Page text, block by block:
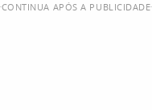
CONTINUA APÓS A PUBLICIDADE